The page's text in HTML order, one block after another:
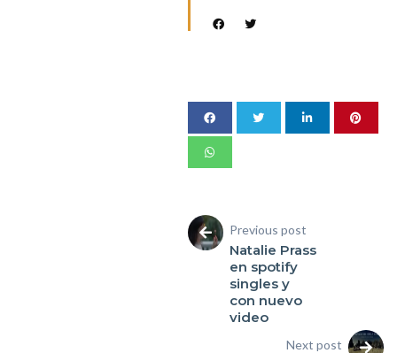
Previous post
Natalie Prass
en spotify
singles y
con nuevo
video
Next post